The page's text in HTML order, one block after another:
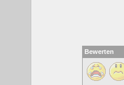
Bewerten